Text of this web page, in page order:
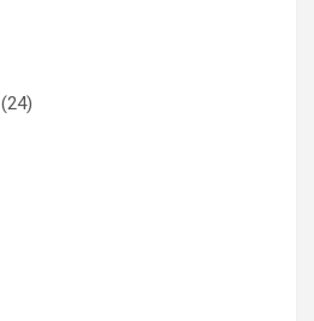
(24)